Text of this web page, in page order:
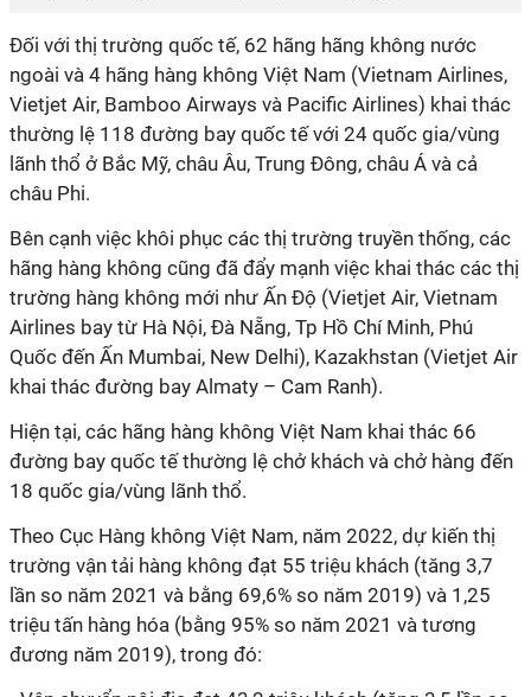
Đối với thị trường quốc tế, 62 hãng hãng không nước
ngoài và 4 hãng hàng không Việt Nam (Vietnam Airlines,
Vietjet Air, Bamboo Airways và Pacific Airlines) khai thác
thường lệ 118 đường bay quốc tế với 24 quốc gia/vùng
lãnh thổ ở Bắc Mỹ, châu Âu, Trung Đông, châu Á và cả
châu Phi.
Bên cạnh việc khôi phục các thị trường truyền thống, các
hãng hàng không cũng đã đẩy mạnh việc khai thác các thị
trường hàng không mới như Ấn Độ (Vietjet Air, Vietnam
Airlines bay từ Hà Nội, Đà Nẵng, Tp Hồ Chí Minh, Phú
Quốc đến Ấn Mumbai, New Delhi), Kazakhstan (Vietjet Air
khai thác đường bay Almaty – Cam Ranh).
Hiện tại, các hãng hàng không Việt Nam khai thác 66
đường bay quốc tế thường lệ chở khách và chở hàng đến
18 quốc gia/vùng lãnh thổ.
Theo Cục Hàng không Việt Nam, năm 2022, dự kiến thị
trường vận tải hàng không đạt 55 triệu khách (tăng 3,7
lần so năm 2021 và bằng 69,6% so năm 2019) và 1,25
triệu tấn hàng hóa (bằng 95% so năm 2021 và tương
đương năm 2019), trong đó: